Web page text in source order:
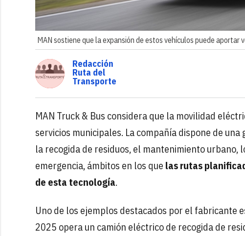
MAN sostiene que la expansión de estos vehículos puede aportar
Redacción
Ruta del
Transporte
MAN Truck & Bus considera que la movilidad
servicios municipales. La compañía dispone de
la recogida de residuos, el mantenimiento urbano,
emergencia, ámbitos en los que las rutas
de esta tecnología.
Uno de los ejemplos destacados por el fabricante
2025 opera un camión eléctrico de recogida de